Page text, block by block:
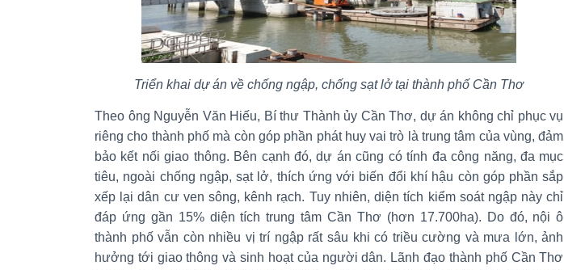
Triển khai dự án về chống ngập, chống sạt lở tại thành phố Cần Thơ
Theo ông Nguyễn Văn Hiếu, Bí thư Thành ủy Cần Thơ, dự án không chỉ phục vụ
riêng cho thành phố mà còn góp phần phát huy vai trò là trung tâm của vùng, đảm
bảo kết nối giao thông. Bên cạnh đó, dự án cũng có tính đa công năng, đa mục
tiêu, ngoài chống ngập, sạt lở, thích ứng với biến đổi khí hậu còn góp phần sắp
xếp lại dân cư ven sông, kênh rạch. Tuy nhiên, diện tích kiểm soát ngập này chỉ
đáp ứng gần 15% diện tích trung tâm Cần Thơ (hơn 17.700ha). Do đó, nội ô
thành phố vẫn còn nhiều vị trí ngập rất sâu khi có triều cường và mưa lớn, ảnh
hưởng tới giao thông và sinh hoạt của người dân. Lãnh đạo thành phố Cần Thơ